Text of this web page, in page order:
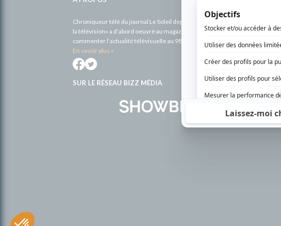
Chroniqueur télé du journal Le Soleil depuis 2001, Richard Therrien carbure
la télévision» a d’abord oeuvré au magazine TV Hebdo de 1996 à 2001. Sa
commenter l’actualité télévisuelle au 98,5.
En savoir plus »
SUR LE RÉSEAU BIZZ MÉDIA